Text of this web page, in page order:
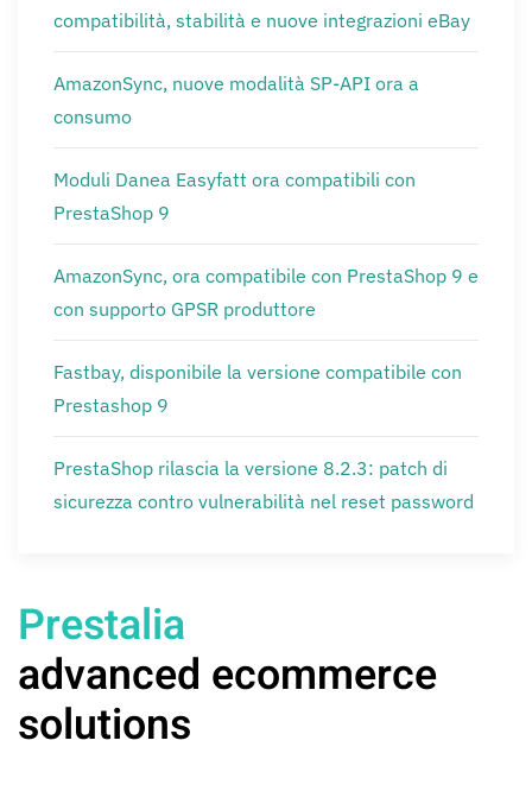
compatibilità, stabilità e nuove integrazioni eBay
AmazonSync, nuove modalità SP-API ora a
consumo
Moduli Danea Easyfatt ora compatibili con
PrestaShop 9
AmazonSync, ora compatibile con PrestaShop 9 e
con supporto GPSR produttore
Fastbay, disponibile la versione compatibile con
Prestashop 9
PrestaShop rilascia la versione 8.2.3: patch di
sicurezza contro vulnerabilità nel reset password
Prestalia
advanced ecommerce
solutions